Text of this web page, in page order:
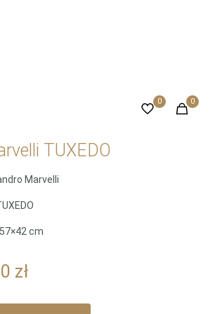
0 0
TUXEDO
Marvelli
cm
zł